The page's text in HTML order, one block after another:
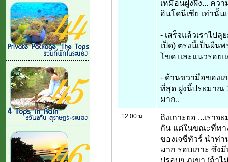
เหมือนฝูงผึ้ง... คว
อินโดนีเซีย เท่านั้น
- เสร็จแล้วเราไปลุ
เป็ด) ตรงนี้เป็นผืน
โขด และแนวรอย
- ด้านขวามือของเ
ที่สุด ฝูงนี้ประมาณ
มาก..
12:00 น.
ถึงเกาะยอ ...เรา
กัน แต่ในขณะที่ทา
ของเจซีทัวร์ นำท่
มาก รอบเกาะ ซึ่ง
ปรอบๆ ภูเขา (ถ้า